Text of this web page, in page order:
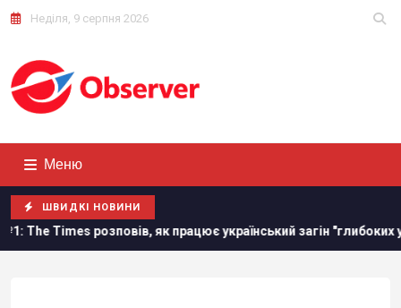
Неділя, 9 серпня 2026
Меню
ШВИДКІ НОВИНИ
як працює український загін "глибоких ударів" по РФ